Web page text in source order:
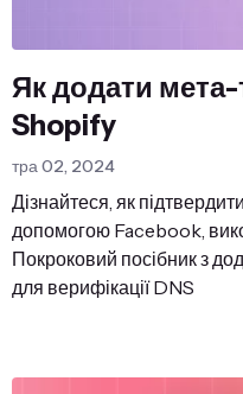
Як додати
Shopify
тра 02, 2024
Дізнайтеся, як
допомогою Facebook,
Покроковий посібник з
для верифікації DNS